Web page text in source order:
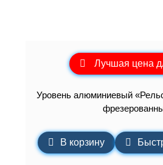
Лучшая цена
Уровень алюминиевый
В корзину